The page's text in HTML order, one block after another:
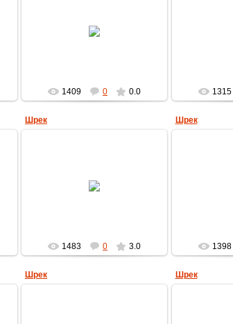
1409 0 0.0 1315
Шрек
1483 0 3.0
Шрек
1398
Шрек Шрек